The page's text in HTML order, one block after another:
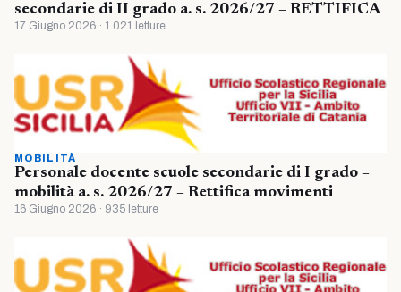
secondarie di II grado a. s. 2026/27 – RETTIFICA
17 Giugno 2026 · 1.021 letture
MOBILITÀ
Personale docente scuole secondarie di I grado –
mobilità a. s. 2026/27 – Rettifica movimenti
16 Giugno 2026 · 935 letture